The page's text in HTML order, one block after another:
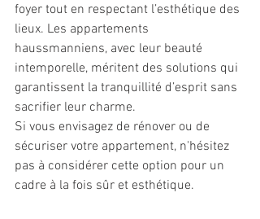
foyer tout en respectant l’esthétique des
lieux. Les appartements
haussmanniens, avec leur beauté
intemporelle, méritent des solutions qui
garantissent la tranquillité d’esprit sans
sacrifier leur charme.
Si vous envisagez de rénover ou de
sécuriser votre appartement, n'hésitez
pas à considérer cette option pour un
cadre à la fois sûr et esthétique.